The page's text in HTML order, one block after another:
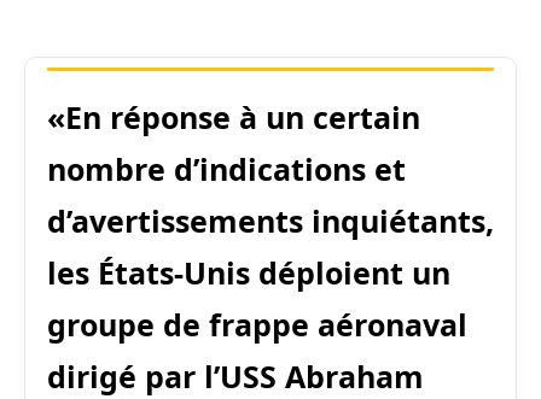
«En réponse à un certain
nombre d’indications et
d’avertissements inquiétants,
les États-Unis déploient un
groupe de frappe aéronaval
dirigé par l’USS Abraham